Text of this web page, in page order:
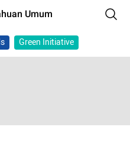
Umum
Green Initiative